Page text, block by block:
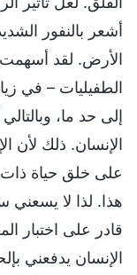
أشعر بالنفور
الأرض. لقد أسهمت
الطفيليات – في
إلى حد ما،
الإنسان. ذلك لأن
على خلق حياة
هذا. لذا لا يسعني
قادر على اختبار
الإنسان يدفعني